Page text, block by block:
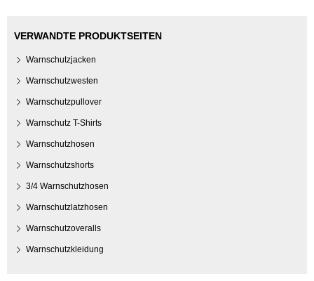
VERWANDTE PRODUKTSEITEN
Warnschutzjacken
Warnschutzwesten
Warnschutzpullover
Warnschutz T-Shirts
Warnschutzhosen
Warnschutzshorts
3/4 Warnschutzhosen
Warnschutzlatzhosen
Warnschutzoveralls
Warnschutzkleidung